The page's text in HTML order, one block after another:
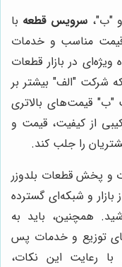
"ب"، سرویس قطعه با
قیمت مناسب و خدمات
در بازار قطعات
شرکت "الف" بیشتر بر
"ب" قیمت‌های بالاتری
از کیفیت، قیمت و
را جلب کند.
و پخش قطعات بلدوزر
و شبکه‌ای گسترده
همچنین، باید به
توزیع و خدمات پس
رعایت این نکات،